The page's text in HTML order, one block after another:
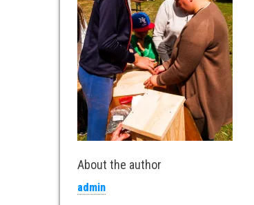
About the author
admin